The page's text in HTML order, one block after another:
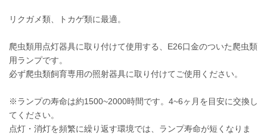
リクガメ類、トカゲ類に最適。
爬虫類用点灯器具に取り付けて使用する、E26口金のついた爬虫類
用ランプです。
必ず爬虫類飼育専用の照射器具に取り付けてご使用ください。
※ランプの寿命は約1500~2000時間です。4~6ヶ月を目安に交換し
てください。
点灯・消灯を頻繁に繰り返す環境では、ランプ寿命が短くなりま